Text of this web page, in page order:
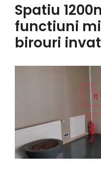
Spatiu
functiuni
birouri